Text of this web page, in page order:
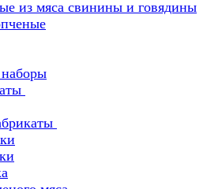
из мяса свинины и говядины